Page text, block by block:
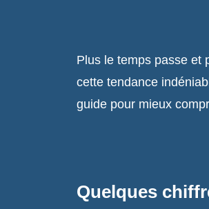
Plus le temps passe et
cette tendance
guide pour mieux
Quelques